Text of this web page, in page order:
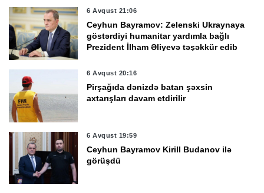
6 Avqust 21:06
Ceyhun Bayramov: Zelenski Ukraynaya
göstərdiyi humanitar yardımla bağlı
Prezident İlham Əliyevə təşəkkür edib
6 Avqust 20:16
Pirşağıda dənizdə batan şəxsin
axtarışları davam etdirilir
6 Avqust 19:59
Ceyhun Bayramov Kirill Budanov ilə
görüşdü